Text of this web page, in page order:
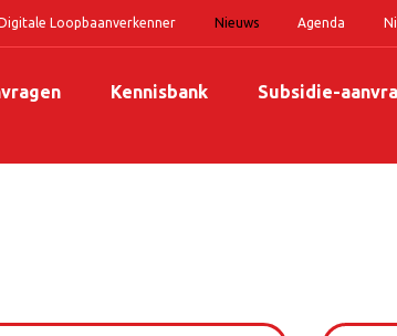
Loopbaanverkenner Nieuws Agenda
Kennisbank Subsidie-